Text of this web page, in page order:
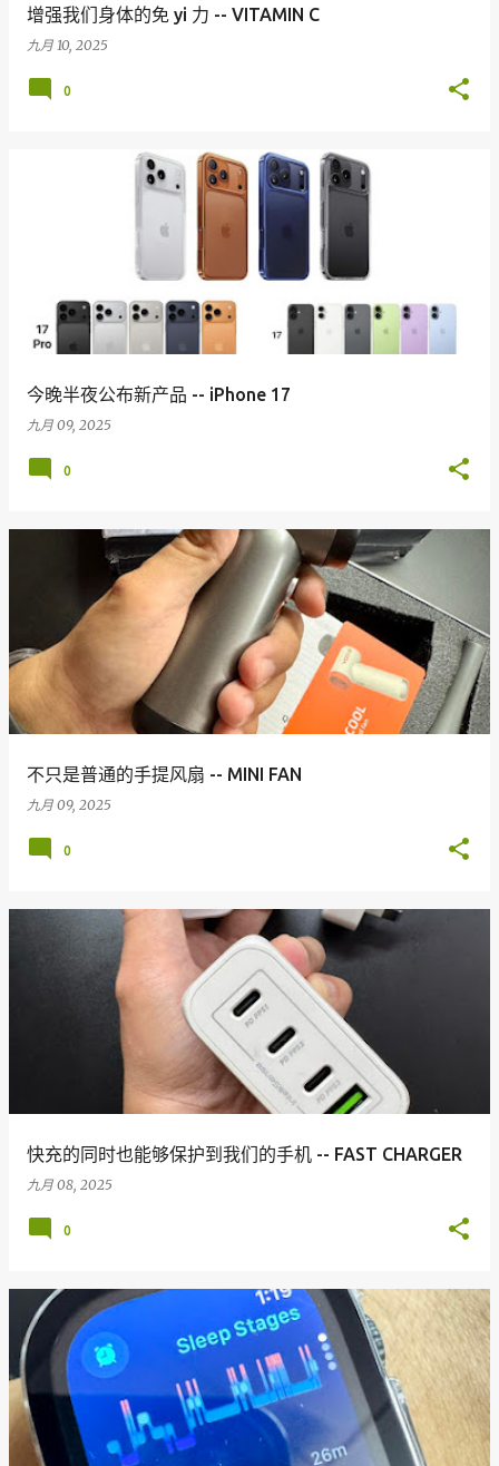
增强我们身体的免 yi 力 -- VITAMIN C
九月 10, 2025
0
今晚半夜公布新产品 -- iPhone 17
九月 09, 2025
0
不只是普通的手提风扇 -- MINI FAN
九月 09, 2025
0
快充的同时也能够保护到我们的手机 -- FAST CHARGER
九月 08, 2025
0